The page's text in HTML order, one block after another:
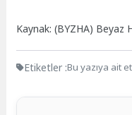
Kaynak: (BYZHA) Beyaz
Etiketler :Bu yazıya ait